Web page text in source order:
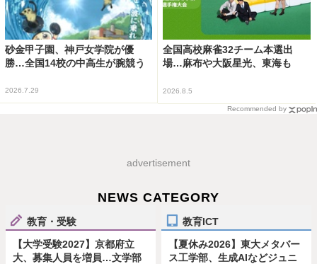
砂金甲子園、神戸女学院が優
勝…全国14校の中高生が腕競う
2026.7.29
全国高校麻雀32チーム本選出
場…麻布や大阪星光、東海も
2026.8.5
Recommended by
advertisement
NEWS CATEGORY
教育・受験
【大学受験2027】京都府立
大、募集人員を増員…文学部
教育ICT
【夏休み2026】東大メタバー
ス工学部、生成AIなどジュニ